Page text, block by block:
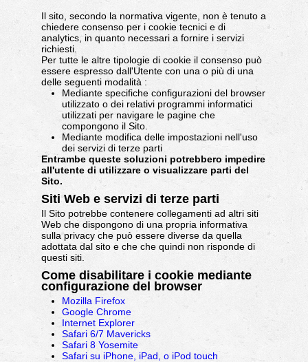
Il sito, secondo la normativa vigente, non è tenuto a
chiedere consenso per i cookie tecnici e di
analytics, in quanto necessari a fornire i servizi
richiesti.
Per tutte le altre tipologie di cookie il consenso può
essere espresso dall'Utente con una o più di una
delle seguenti modalità :
Mediante specifiche configurazioni del browser
utilizzato o dei relativi programmi informatici
utilizzati per navigare le pagine che
compongono il Sito.
Mediante modifica delle impostazioni nell'uso
dei servizi di terze parti
Entrambe queste soluzioni potrebbero impedire
all'utente di utilizzare o visualizzare parti del
Sito.
Siti Web e servizi di terze parti
Il Sito potrebbe contenere collegamenti ad altri siti
Web che dispongono di una propria informativa
sulla privacy che può essere diverse da quella
adottata dal sito e che che quindi non risponde di
questi siti.
Come disabilitare i cookie mediante
configurazione del browser
Mozilla Firefox
Google Chrome
Internet Explorer
Safari 6/7 Mavericks
Safari 8 Yosemite
Safari su iPhone, iPad, o iPod touch